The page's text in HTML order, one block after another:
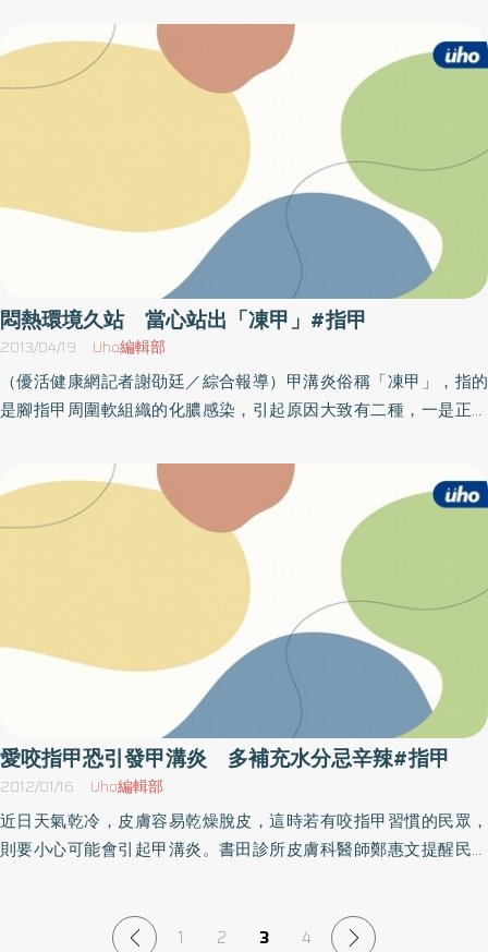
應將患部指甲前端邊角留長，將指甲剪成水平狀，這樣邊角才不會
崁入皮膚。潘企岳表示，慢性甲溝炎的治療以外用藥物為主，包括
外用抗生素、外用抗黴菌劑及外用類固醇，症狀嚴重可加上口服抗
生素。預防方式為盡量少碰水或戴手套做事，以避免刺激性物質或
症造成下背疼痛，接受膝蓋及脊椎手術，不料，逐漸於膝蓋及脊椎
手術疤痕處長出新紅色乾癬病灶，並擴展至附近。台大醫院新竹分
院邱顯鎰醫師表示，乾癬為慢性發炎疾患，主要以皮膚紅色脫屑境
界分明的斑塊來表現，但其實身上可能暗藏其他沒有症狀的發炎，
如關節、指甲、眼睛、血管內皮都可能受到發炎的波及而產生相關
的乾癬性關節炎、乾癬指甲、葡萄膜炎、心血管及腦血管疾患。且
研究指出，乾癬病人即使是表面上看起來相當正常的皮膚，其實底
下已經表現早期發炎細胞及表皮細胞的活化，臨床上更可見約四分
之一左右的乾癬病人，因為一時的疏忽未好好的控制，使得原本正
常的皮膚在受到外來的刺激時(如: 外傷、刺青、針灸等)，發展出更
多新的病灶。因此，邱顯鎰醫師建議乾癬的病患至專業的皮膚科門
診治療，好好控制乾癬避免惡化。
悶熱環境久站 當心站出「凍甲」#指甲
2013/04/19 Uho編輯部
（優活健康網記者謝劭廷／綜合報導）甲溝炎俗稱「凍甲」，指的
是腳指甲周圍軟組織的化膿感染，引起原因大致有二種，一是正常
甲一側或兩側邊緣內翻生長，壓迫甲溝內的組織而產生傷口。台南
新樓醫院整形外科溫雲凱醫師表示，長時間久站，或不正確的剪甲
方式容易致使腳趾甲溝炎。溫醫師輔以個案實例說明，案例一為男
性廚師，因工作環境悶熱，需要長時間站立，導致大拇趾甲緣因反
覆發炎化膿疼痛影響其工作；另一案例是位國中生，因衛生習慣趾
甲總是剪得很短，造成甲溝發炎令他痛苦不堪。甲溝炎初期症狀會
產生紅腫熱痛等情形，少數病人如趾甲沒有嵌入軟組織內，或可自
行消退，但大多數病人一旦甲緣嵌入化膿，如不進行治療就無法痊
癒，甚至會產生反覆感染，因腳指甲旁產生肉芽組織，形成慢性甲
溝炎，嚴重時，甚至會感染骨頭造成骨髓炎。溫醫師舉其案例病人
的治療方式說明，甲溝炎除了口服抗生素，消炎鎮痛劑及抗生素藥
膏來緩解發炎症狀外，針對化膿的指甲需要拔除。如果病人甲床組
織已變形嵌入皮膚，此時則需移除局部甲床組織及著手甲床重建手
術，還好案例中的兩位病人經過溫醫師的治療後，甲溝炎沒有再復
發。溫雲凱醫師強調，醫院除了提供病人適當治療，也應重視衛教
愛咬指甲恐引發甲溝炎 多補充水分忌辛辣#指甲
2012/01/16 Uho編輯部
近日天氣乾冷，皮膚容易乾燥脫皮，這時若有咬指甲習慣的民眾，
則要小心可能會引起甲溝炎。書田診所皮膚科醫師鄭惠文提醒民眾
若有甲溝炎則要減少辛辣食物的攝取及補充水分，在冬季手足部才
1 2 3 4